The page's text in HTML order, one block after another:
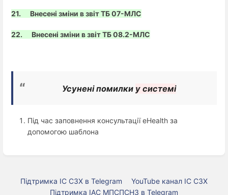
21. Внесені зміни в звіт ТБ 07-МЛС
22. Внесені зміни в звіт ТБ 08.2-МЛС
Усунені помилки у системі
Під час заповнення консультації eHealth за
допомогою шаблона
Підтримка ІС СЗХ в Telegram
YouTube канал ІС СЗХ
Підтримка ІАС МПСПСНЗ в Telegram